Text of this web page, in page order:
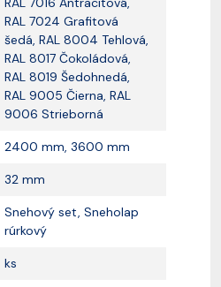
RAL 7024 Grafitová
šedá, RAL 8004 Tehlová,
RAL 8017 Čokoládová,
RAL 8019 Šedohnedá,
RAL 9005 Čierna, RAL
9006 Strieborná
2400 mm, 3600 mm
32 mm
Snehový set, Sneholap
rúrkový
ks